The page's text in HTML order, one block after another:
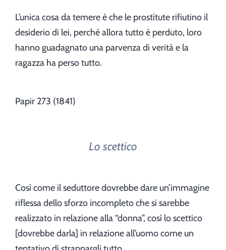
L’unica cosa da temere è che le prostitute rifiutino il
desiderio di lei, perché allora tutto è perduto, loro
hanno guadagnato una parvenza di verità e la
ragazza ha perso tutto.
Papir 273 (1841)
Lo scettico
Così come il seduttore dovrebbe dare un’immagine
riflessa dello sforzo incompleto che si sarebbe
realizzato in relazione alla “donna”, così lo scettico
[dovrebbe darla] in relazione all’uomo come un